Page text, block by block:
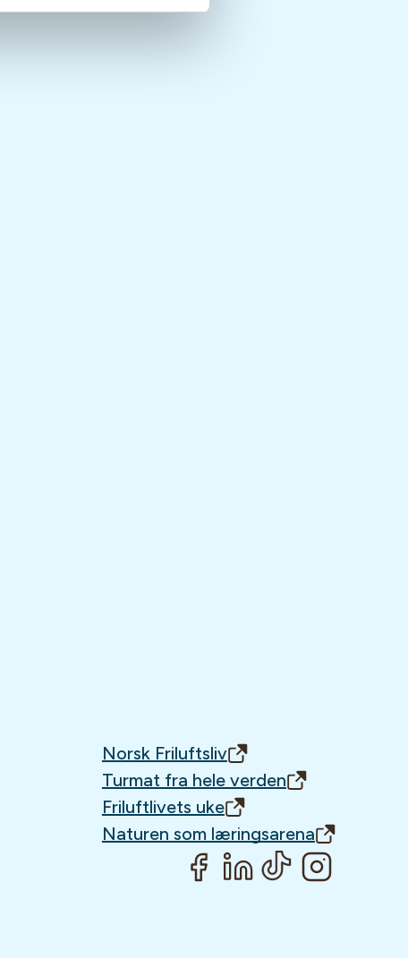
Norsk Friluftsliv
Turmat fra hele verden
Friluftlivets uke
Naturen som læringsarena